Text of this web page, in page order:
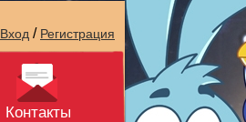
Вход / Регистрация
Контакты